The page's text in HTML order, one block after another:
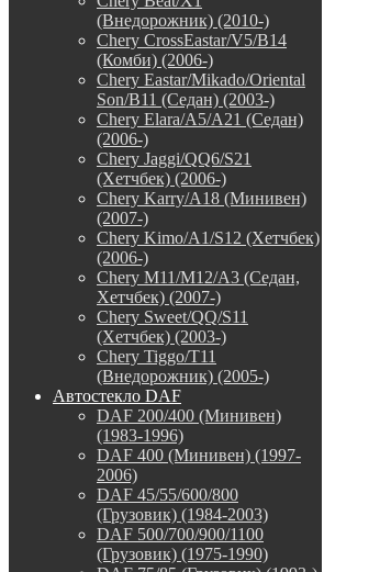
(Внедорожник) (2010-)
Chery CrossEastar/V5/B14
(Комби) (2006-)
Chery Eastar/Mikado/Oriental
Son/B11 (Седан) (2003-)
Chery Elara/A5/A21 (Седан)
(2006-)
Chery Jaggi/QQ6/S21
(Хетчбек) (2006-)
Chery Karry/A18 (Минивен)
(2007-)
Chery Kimo/A1/S12 (Хетчбек)
(2006-)
Chery M11/M12/A3 (Седан,
Хетчбек) (2007-)
Chery Sweet/QQ/S11
(Хетчбек) (2003-)
Chery Tiggo/T11
(Внедорожник) (2005-)
Автостекло DAF
DAF 200/400 (Минивен)
(1983-1996)
DAF 400 (Минивен) (1997-
2006)
DAF 45/55/600/800
(Грузовик) (1984-2003)
DAF 500/700/900/1100
(Грузовик) (1975-1990)